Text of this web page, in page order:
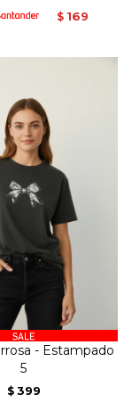
$ 169
- Estampado
5
$ 399